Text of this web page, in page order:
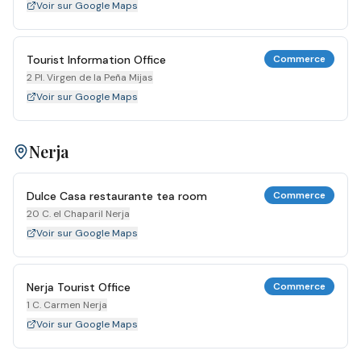
Voir sur Google Maps
Tourist Information Office
2 Pl. Virgen de la Peña Mijas
Commerce
Voir sur Google Maps
Nerja
Dulce Casa restaurante tea room
20 C. el Chaparil Nerja
Commerce
Voir sur Google Maps
Nerja Tourist Office
1 C. Carmen Nerja
Commerce
Voir sur Google Maps